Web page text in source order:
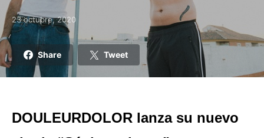
Posted on
23 octubre, 2020
Share Tweet
DOULEURDOLOR lanza su nuevo